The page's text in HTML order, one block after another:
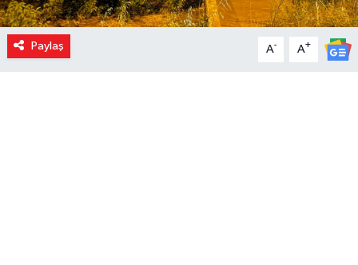
Paylaş A- A+